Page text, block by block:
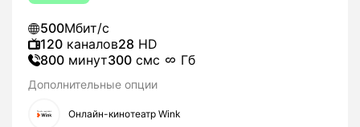
500Мбит/с
120 каналов28 HD
800 минут300 смс Гб
Дополнительные опции
Онлайн-кинотеатр Wink